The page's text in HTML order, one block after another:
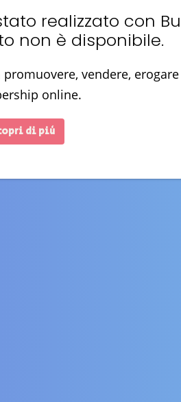
realizzato con
non è disponibile.
vendere,
online.
di più